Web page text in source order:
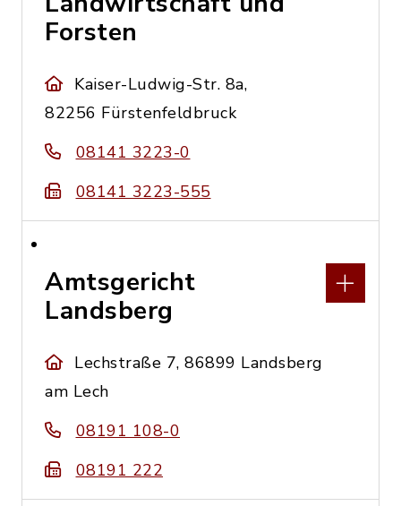
Forsten
Kaiser-Ludwig-Str. 8a,
82256 Fürstenfeldbruck
08141 3223-0
08141 3223-555
Amtsgericht
Landsberg
Lechstraße 7, 86899 Landsberg
am Lech
08191 108-0
08191 222